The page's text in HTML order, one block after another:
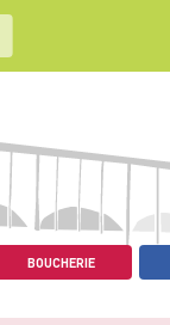
BOUCHERIE